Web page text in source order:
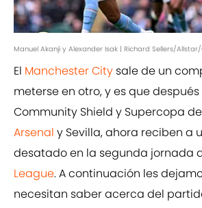
Manuel Akanji y Alexander Isak | Richard Sellers/
El Manchester City sale de un
meterse en otro, y es que
Community Shield y Supercopa
Arsenal y Sevilla, ahora reciben a
desatado en la segunda jornada
League. A continuación les
necesitan saber acerca del